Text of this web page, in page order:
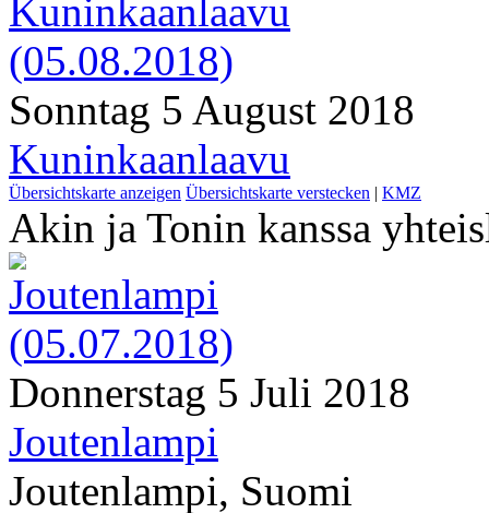
Sonntag 5 August 2018
Kuninkaanlaavu
Übersichtskarte anzeigen Übersichtskarte verstecken | KMZ
Akin ja Tonin kanssa
Donnerstag 5 Juli 2018
Joutenlampi
Joutenlampi, Suomi